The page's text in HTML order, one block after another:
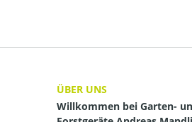
ÜBER UNS
Willkommen bei Garten-